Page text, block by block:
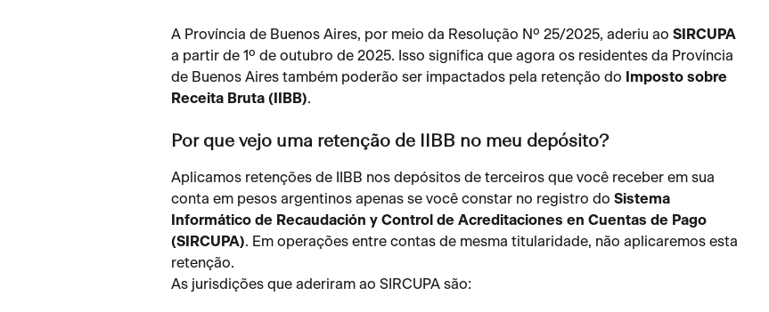
A Província de Buenos Aires, por meio da Resolução Nº 25/2025, aderiu ao SIRCUPA
a partir de 1º de outubro de 2025. Isso significa que agora os residentes da Província
de Buenos Aires também poderão ser impactados pela retenção do
Imposto sobre
Receita Bruta (IIBB).
Por que vejo uma retenção de IIBB no meu depósito?
Aplicamos retenções de IIBB nos depósitos de terceiros que você receber em sua
conta em pesos argentinos apenas se você constar no registro do Sistema
Informático de Recaudación y Control de Acreditaciones en Cuentas de Pago
(SIRCUPA). Em operações entre contas de mesma titularidade, não aplicaremos esta
retenção.
As jurisdições que aderiram ao SIRCUPA são: